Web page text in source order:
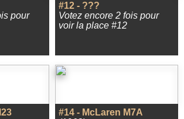
pour
#12 - ???
Votez encore 2 fois pour
voir la place #12
#14 - McLaren M7A